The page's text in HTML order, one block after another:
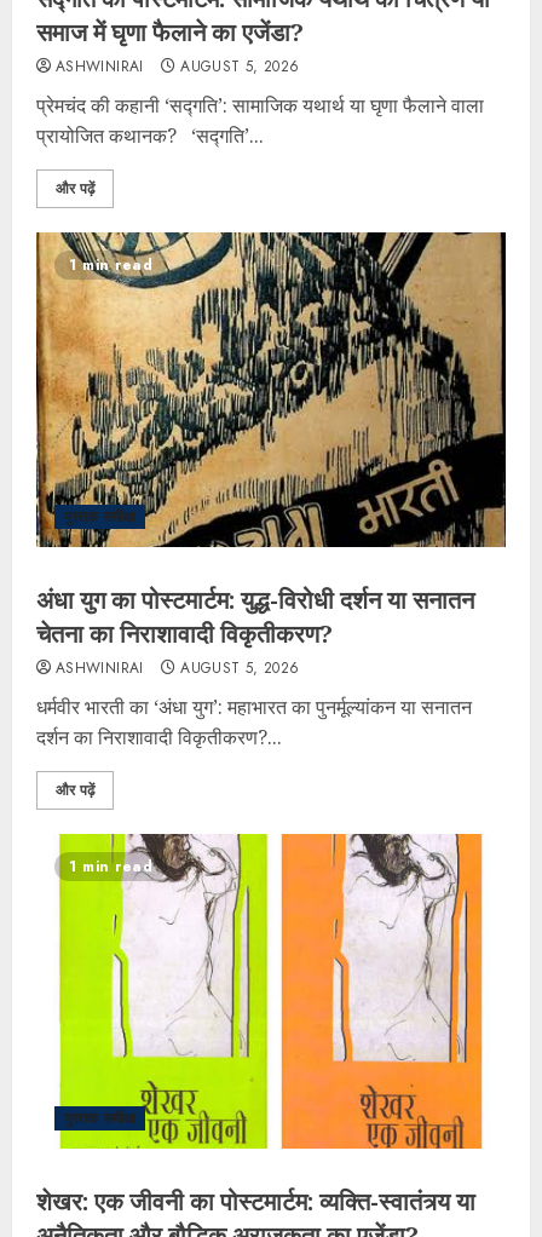
समाज में घृणा फैलाने का एजेंडा?
ASHWINIRAI AUGUST 5, 2026
प्रेमचंद की कहानी ‘सद्गति’: सामाजिक यथार्थ या घृणा फैलाने वाला
प्रायोजित कथानक? ‘सद्गति’...
और पढ़ें
1 min read
पुस्तक समीक्षा
अंधा युग का पोस्टमार्टम: युद्ध-विरोधी दर्शन या सनातन
चेतना का निराशावादी विकृतीकरण?
ASHWINIRAI AUGUST 5, 2026
धर्मवीर भारती का ‘अंधा युग’: महाभारत का पुनर्मूल्यांकन या सनातन
दर्शन का निराशावादी विकृतीकरण?...
और पढ़ें
1 min read
पुस्तक समीक्षा
शेखर: एक जीवनी का पोस्टमार्टम: व्यक्ति-स्वातंत्र्य या